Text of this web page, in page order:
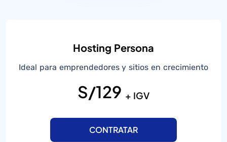
Hosting Persona
Ideal para emprendedores y sitios en crecimiento
S/129 + IGV
CONTRATAR